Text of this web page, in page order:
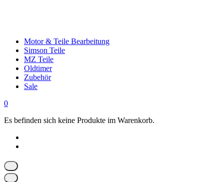
Motor & Teile Bearbeitung
Simson Teile
MZ Teile
Oldtimer
Zubehör
Sale
0
Es befinden sich keine Produkte im Warenkorb.